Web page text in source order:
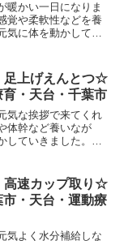
暖かい一日になりま
覚や柔軟性などを養
気に体を動かしてい
トレッチ！カップを
ランス...
上げえんとつ☆
・天台・千葉市
気な挨拶で来てくれ
体幹など養いなが
していきました。★
移動します～記憶す
テンポ...
速カップ取り☆
・天台・運動療
気よく水分補給しな